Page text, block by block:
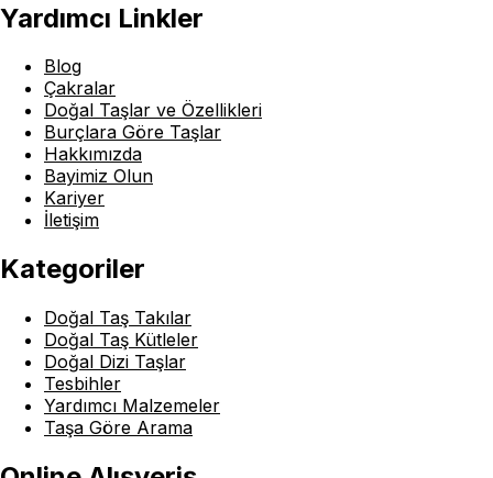
Yardımcı Linkler
Blog
Çakralar
Doğal Taşlar ve Özellikleri
Burçlara Göre Taşlar
Hakkımızda
Bayimiz Olun
Kariyer
İletişim
Kategoriler
Doğal Taş Takılar
Doğal Taş Kütleler
Doğal Dizi Taşlar
Tesbihler
Yardımcı Malzemeler
Taşa Göre Arama